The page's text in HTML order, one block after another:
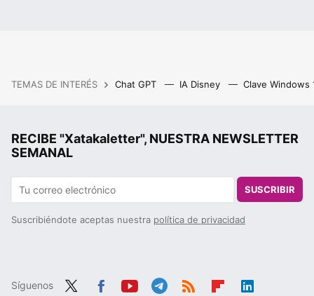
TEMAS DE INTERÉS Chat GPT IA Disney Clave Windows
RECIBE "Xatakaletter", NUESTRA NEWSLETTER
SEMANAL
SUSCRIBIR
Suscribiéndote aceptas nuestra política de privacidad
Síguenos